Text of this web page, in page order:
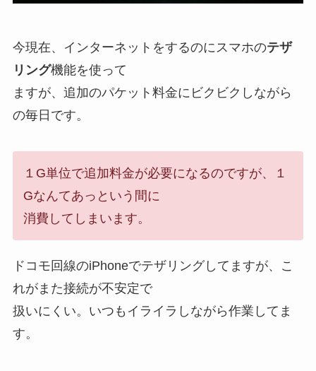
今現在、インターネットをするのにスマホのテザ
リング機能を使って
ますが、追加のパケット料金にビクビクしながら
の毎日です。
１G単位で追加料金が必要になるのですが、１
Gなんてあっという間に
消費してしまいます。
ドコモ回線のiPhoneでテザリングしてますが、こ
れがまた接続が不安定で
扱いにくい。いつもイライラしながら作業してま
す。